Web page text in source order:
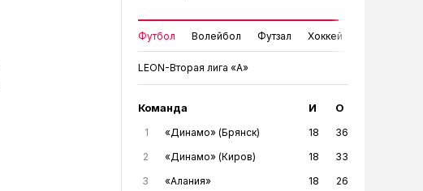
Футбол Волейбол Футзал Хоккей
LEON-Вторая лига «А»
Команда И О
1 «Динамо» (Брянск) 18
36
2
«Динамо» (Киров) 18
33
3
«Алания» 18
26